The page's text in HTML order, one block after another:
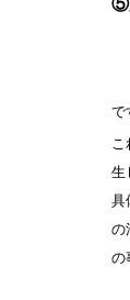
で
生
具
の
の